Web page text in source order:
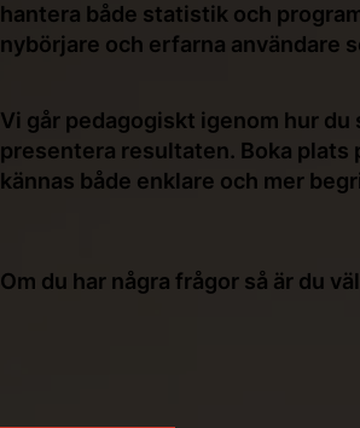
hantera både statistik och
nybörjare och erfarna användare
Vi går pedagogiskt igenom hur
presentera resultaten. Boka plats
kännas både enklare och mer
Om du har några frågor så är du